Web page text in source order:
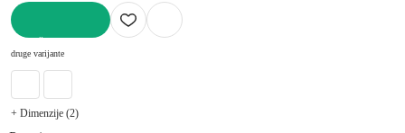
druge varijante
+ Dimenzije (2)